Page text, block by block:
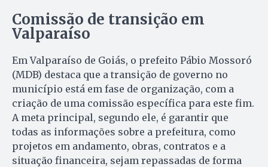
Comissão de transição em
Valparaíso
Em Valparaíso de Goiás, o prefeito Pábio Mossoró
(MDB) destaca que a transição de governo no
município está em fase de organização, com a
criação de uma comissão específica para este fim.
A meta principal, segundo ele, é garantir que
todas as informações sobre a prefeitura, como
projetos em andamento, obras, contratos e a
situação financeira, sejam repassadas de forma